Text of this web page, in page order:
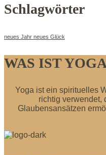
Schlagwörter
neues Jahr neues Glück
WAS IST
Yoga ist ein spirituelles
richtig verwendet,
Glaubensansätzen